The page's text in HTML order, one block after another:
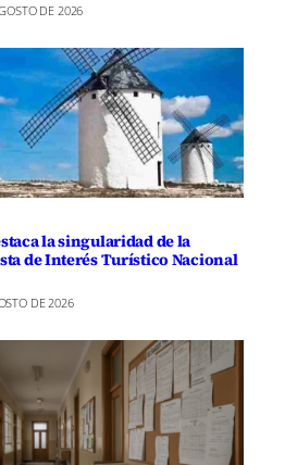
DE 2026
la singularidad de la
de Interés Turístico Nacional
DE 2026